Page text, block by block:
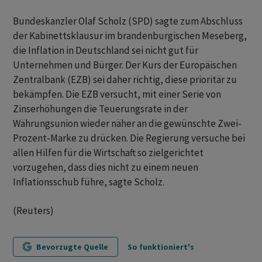
Bundeskanzler Olaf Scholz (SPD) sagte zum Abschluss
der Kabinettsklausur im brandenburgischen Meseberg,
die Inflation in Deutschland sei nicht gut für
Unternehmen und Bürger. Der Kurs der Europäischen
Zentralbank (EZB) sei daher richtig, diese prioritär zu
bekämpfen. Die EZB versucht, mit einer Serie von
Zinserhöhungen die Teuerungsrate in der
Währungsunion wieder näher an die gewünschte Zwei-
Prozent-Marke zu drücken. Die Regierung versuche bei
allen Hilfen für die Wirtschaft so zielgerichtet
vorzugehen, dass dies nicht zu einem neuen
Inflationsschub führe, sagte Scholz.
(Reuters)
Bevorzugte Quelle So funktioniert's